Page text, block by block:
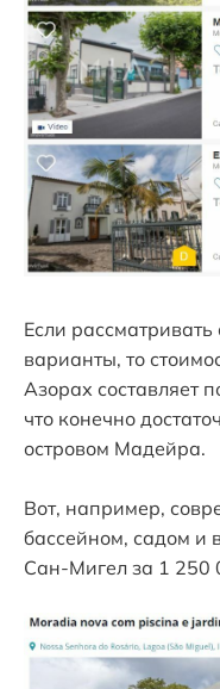
Если
варианты, то
Азорах составляет
что конечно
островом Мадейра.
Вот, например,
бассейном, садом и
Сан-Мигел за 1 250